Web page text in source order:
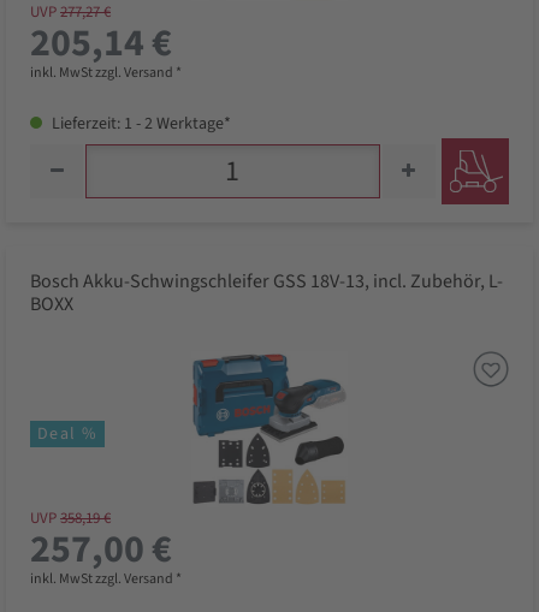
UVP277,27 €
205,14 €
inkl. MwSt zzgl. Versand *
Lieferzeit: 1 - 2 Werktage*
Bosch Akku-Schwingschleifer GSS 18V-13, incl. Zubehör, L-
BOXX
Deal %
UVP358,19 €
257,00 €
inkl. MwSt zzgl. Versand *